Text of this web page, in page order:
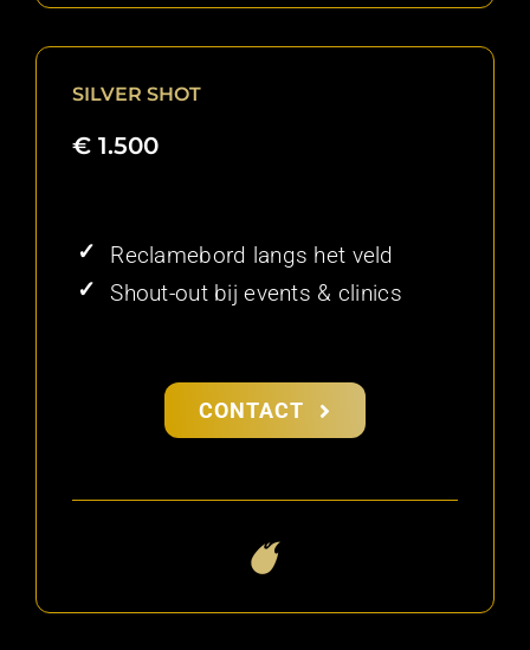
SILVER SHOT
€ 1.500
Reclamebord langs het veld
Shout-out bij events & clinics
CONTACT